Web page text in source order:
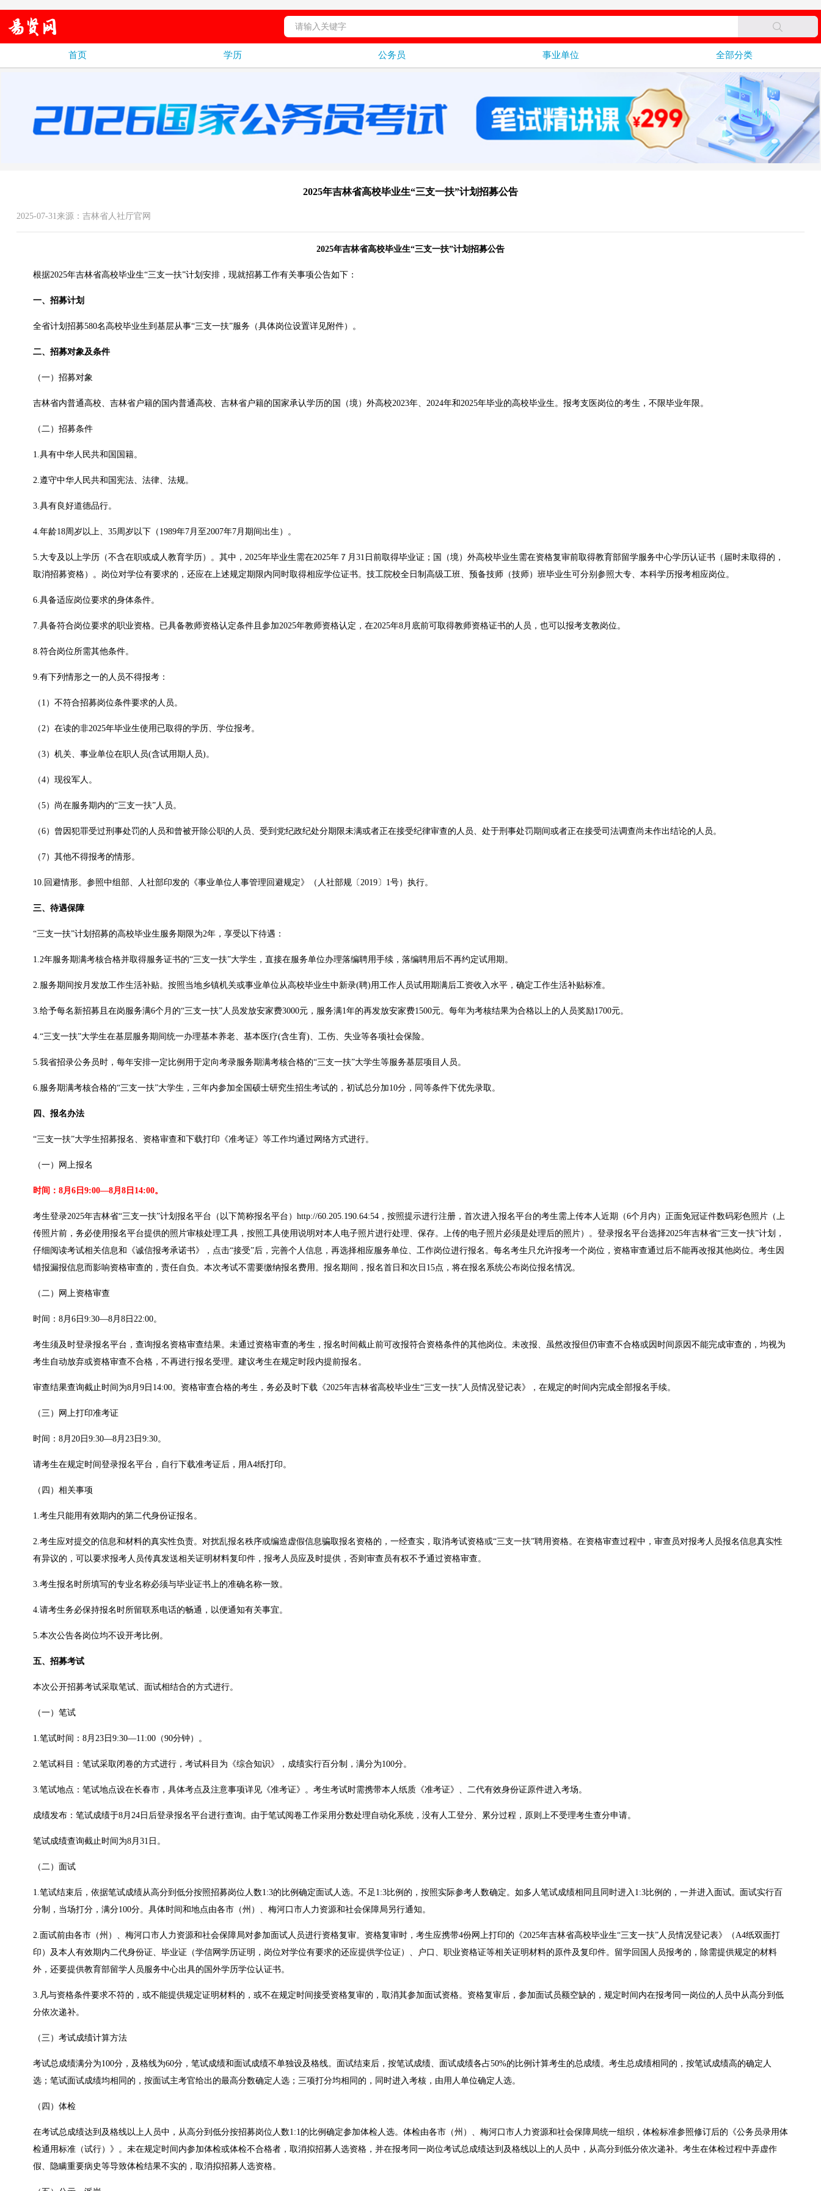
首页 学历 公务员 事业单位 全部分类
2025年吉林省高校毕业生“三支一扶”计划招募公告
2025-07-31来源：吉林省人社厅官网
2025年吉林省高校毕业生“三支一扶”计划招募公告
根据2025年吉林省高校毕业生“三支一扶”计划安排，现就招募工作有关事项公告如下：
一、招募计划
全省计划招募580名高校毕业生到基层从事“三支一扶”服务（具体岗位设置详见附件）。
二、招募对象及条件
（一）招募对象
吉林省内普通高校、吉林省户籍的国内普通高校、吉林省户籍的国家承认学历的国（境）外高校2023年、2024年和2025年毕业的高校毕业生。报考支医岗位的考生，不限毕业年限。
（二）招募条件
1.具有中华人民共和国国籍。
2.遵守中华人民共和国宪法、法律、法规。
3.具有良好道德品行。
4.年龄18周岁以上、35周岁以下（1989年7月至2007年7月期间出生）。
5.大专及以上学历（不含在职或成人教育学历）。其中，2025年毕业生需在2025年７月31日前取得毕业证；国（境）外高校毕业生需在资格复审前取得教育部留学服务中心学历认证书（届时未取得的，
取消招募资格）。岗位对学位有要求的，还应在上述规定期限内同时取得相应学位证书。技工院校全日制高级工班、预备技师（技师）班毕业生可分别参照大专、本科学历报考相应岗位。
6.具备适应岗位要求的身体条件。
7.具备符合岗位要求的职业资格。已具备教师资格认定条件且参加2025年教师资格认定，在2025年8月底前可取得教师资格证书的人员，也可以报考支教岗位。
8.符合岗位所需其他条件。
9.有下列情形之一的人员不得报考：
（1）不符合招募岗位条件要求的人员。
（2）在读的非2025年毕业生使用已取得的学历、学位报考。
（3）机关、事业单位在职人员(含试用期人员)。
（4）现役军人。
（5）尚在服务期内的“三支一扶”人员。
（6）曾因犯罪受过刑事处罚的人员和曾被开除公职的人员、受到党纪政纪处分期限未满或者正在接受纪律审查的人员、处于刑事处罚期间或者正在接受司法调查尚未作出结论的人员。
（7）其他不得报考的情形。
10.回避情形。参照中组部、人社部印发的《事业单位人事管理回避规定》（人社部规〔2019〕1号）执行。
三、待遇保障
“三支一扶”计划招募的高校毕业生服务期限为2年，享受以下待遇：
1.2年服务期满考核合格并取得服务证书的“三支一扶”大学生，直接在服务单位办理落编聘用手续，落编聘用后不再约定试用期。
2.服务期间按月发放工作生活补贴。按照当地乡镇机关或事业单位从高校毕业生中新录(聘)用工作人员试用期满后工资收入水平，确定工作生活补贴标准。
3.给予每名新招募且在岗服务满6个月的“三支一扶”人员发放安家费3000元，服务满1年的再发放安家费1500元。每年为考核结果为合格以上的人员奖励1700元。
4.“三支一扶”大学生在基层服务期间统一办理基本养老、基本医疗(含生育)、工伤、失业等各项社会保险。
5.我省招录公务员时，每年安排一定比例用于定向考录服务期满考核合格的“三支一扶”大学生等服务基层项目人员。
6.服务期满考核合格的“三支一扶”大学生，三年内参加全国硕士研究生招生考试的，初试总分加10分，同等条件下优先录取。
四、报名办法
“三支一扶”大学生招募报名、资格审查和下载打印《准考证》等工作均通过网络方式进行。
（一）网上报名
时间：8月6日9:00—8月8日14:00。
考生登录2025年吉林省“三支一扶”计划报名平台（以下简称报名平台）http://60.205.190.64:54，按照提示进行注册，首次进入报名平台的考生需上传本人近期（6个月内）正面免冠证件数码彩色照片（上
传照片前，务必使用报名平台提供的照片审核处理工具，按照工具使用说明对本人电子照片进行处理、保存。上传的电子照片必须是处理后的照片）。登录报名平台选择2025年吉林省“三支一扶”计划，
仔细阅读考试相关信息和《诚信报考承诺书》，点击“接受”后，完善个人信息，再选择相应服务单位、工作岗位进行报名。每名考生只允许报考一个岗位，资格审查通过后不能再改报其他岗位。考生因
错报漏报信息而影响资格审查的，责任自负。本次考试不需要缴纳报名费用。报名期间，报名首日和次日15点，将在报名系统公布岗位报名情况。
（二）网上资格审查
时间：8月6日9:30—8月8日22:00。
考生须及时登录报名平台，查询报名资格审查结果。未通过资格审查的考生，报名时间截止前可改报符合资格条件的其他岗位。未改报、虽然改报但仍审查不合格或因时间原因不能完成审查的，均视为
考生自动放弃或资格审查不合格，不再进行报名受理。建议考生在规定时段内提前报名。
审查结果查询截止时间为8月9日14:00。资格审查合格的考生，务必及时下载《2025年吉林省高校毕业生“三支一扶”人员情况登记表》，在规定的时间内完成全部报名手续。
（三）网上打印准考证
时间：8月20日9:30—8月23日9:30。
请考生在规定时间登录报名平台，自行下载准考证后，用A4纸打印。
（四）相关事项
1.考生只能用有效期内的第二代身份证报名。
2.考生应对提交的信息和材料的真实性负责。对扰乱报名秩序或编造虚假信息骗取报名资格的，一经查实，取消考试资格或“三支一扶”聘用资格。在资格审查过程中，审查员对报考人员报名信息真实性
有异议的，可以要求报考人员传真发送相关证明材料复印件，报考人员应及时提供，否则审查员有权不予通过资格审查。
3.考生报名时所填写的专业名称必须与毕业证书上的准确名称一致。
4.请考生务必保持报名时所留联系电话的畅通，以便通知有关事宜。
5.本次公告各岗位均不设开考比例。
五、招募考试
本次公开招募考试采取笔试、面试相结合的方式进行。
（一）笔试
1.笔试时间：8月23日9:30—11:00（90分钟）。
2.笔试科目：笔试采取闭卷的方式进行，考试科目为《综合知识》，成绩实行百分制，满分为100分。
3.笔试地点：笔试地点设在长春市，具体考点及注意事项详见《准考证》。考生考试时需携带本人纸质《准考证》、二代有效身份证原件进入考场。
成绩发布：笔试成绩于8月24日后登录报名平台进行查询。由于笔试阅卷工作采用分数处理自动化系统，没有人工登分、累分过程，原则上不受理考生查分申请。
笔试成绩查询截止时间为8月31日。
（二）面试
1.笔试结束后，依据笔试成绩从高分到低分按照招募岗位人数1:3的比例确定面试人选。不足1:3比例的，按照实际参考人数确定。如多人笔试成绩相同且同时进入1:3比例的，一并进入面试。面试实行百
分制，当场打分，满分100分。具体时间和地点由各市（州）、梅河口市人力资源和社会保障局另行通知。
2.面试前由各市（州）、梅河口市人力资源和社会保障局对参加面试人员进行资格复审。资格复审时，考生应携带4份网上打印的《2025年吉林省高校毕业生“三支一扶”人员情况登记表》（A4纸双面打
印）及本人有效期内二代身份证、毕业证（学信网学历证明，岗位对学位有要求的还应提供学位证）、户口、职业资格证等相关证明材料的原件及复印件。留学回国人员报考的，除需提供规定的材料
外，还要提供教育部留学人员服务中心出具的国外学历学位认证书。
3.凡与资格条件要求不符的，或不能提供规定证明材料的，或不在规定时间接受资格复审的，取消其参加面试资格。资格复审后，参加面试员额空缺的，规定时间内在报考同一岗位的人员中从高分到低
分依次递补。
（三）考试成绩计算方法
考试总成绩满分为100分，及格线为60分，笔试成绩和面试成绩不单独设及格线。面试结束后，按笔试成绩、面试成绩各占50%的比例计算考生的总成绩。考生总成绩相同的，按笔试成绩高的确定人
选；笔试面试成绩均相同的，按面试主考官给出的最高分数确定人选；三项打分均相同的，同时进入考核，由用人单位确定人选。
（四）体检
在考试总成绩达到及格线以上人员中，从高分到低分按招募岗位人数1:1的比例确定参加体检人选。体检由各市（州）、梅河口市人力资源和社会保障局统一组织，体检标准参照修订后的《公务员录用体
检通用标准（试行）》。未在规定时间内参加体检或体检不合格者，取消拟招募人选资格，并在报考同一岗位考试总成绩达到及格线以上的人员中，从高分到低分依次递补。考生在体检过程中弄虚作
假、隐瞒重要病史等导致体检结果不实的，取消拟招募人选资格。